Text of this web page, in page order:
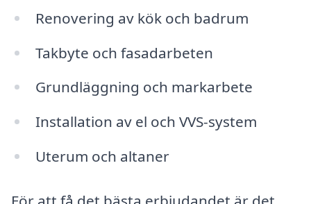
Renovering av kök och badrum
Takbyte och fasadarbeten
Grundläggning och markarbete
Installation av el och VVS-system
Uterum och altaner